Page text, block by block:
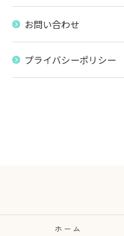
お問い合わせ
プライバシーポリシー
ホーム